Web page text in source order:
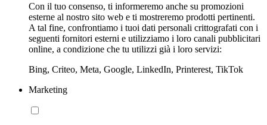
Con il tuo consenso, ti informeremo anche su promozioni
esterne al nostro sito web e ti mostreremo prodotti pertinenti.
A tal fine, confrontiamo i tuoi dati personali crittografati con i
seguenti fornitori esterni e utilizziamo i loro canali pubblicitari
online, a condizione che tu utilizzi già i loro servizi:
Bing, Criteo, Meta, Google, LinkedIn, Printerest, TikTok
Marketing